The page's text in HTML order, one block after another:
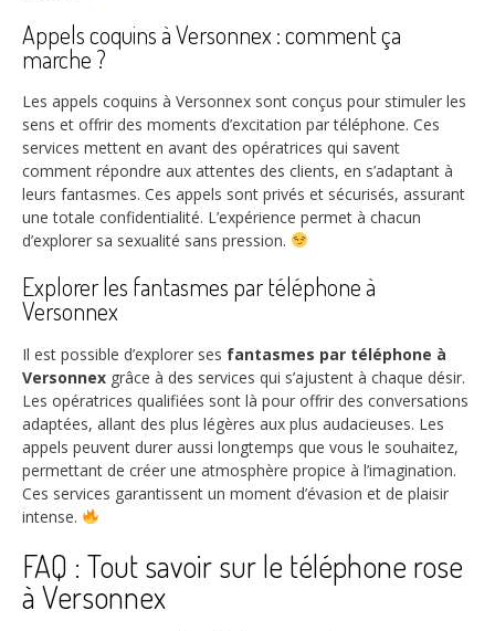
Appels coquins à Versonnex : comment ça
marche ?
Les appels coquins à Versonnex sont conçus pour stimuler les
sens et offrir des moments d’excitation par téléphone. Ces
services mettent en avant des opératrices qui savent
comment répondre aux attentes des clients, en s’adaptant à
leurs fantasmes. Ces appels sont privés et sécurisés, assurant
une totale confidentialité. L’expérience permet à chacun
d’explorer sa sexualité sans pression.
Explorer les fantasmes par téléphone à
Versonnex
Il est possible d’explorer ses fantasmes par téléphone à
Versonnex grâce à des services qui s’ajustent à chaque désir.
Les opératrices qualifiées sont là pour offrir des conversations
adaptées, allant des plus légères aux plus audacieuses. Les
appels peuvent durer aussi longtemps que vous le souhaitez,
permettant de créer une atmosphère propice à l’imagination.
Ces services garantissent un moment d’évasion et de plaisir
intense.
FAQ : Tout savoir sur le téléphone rose
à Versonnex